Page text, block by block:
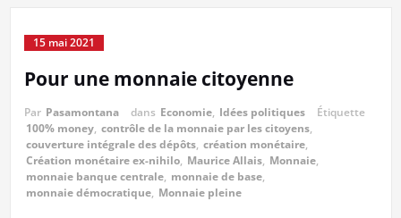
15 mai 2021
Pour une monnaie citoyenne
Par Pasamontana dans Economie, Idées politiques
Étiquette
100% money, contrôle de la monnaie par les citoyens,
couverture intégrale des dépôts, création monétaire,
Création monétaire ex-nihilo, Maurice Allais, Monnaie,
monnaie banque centrale, monnaie de base,
monnaie démocratique, Monnaie pleine